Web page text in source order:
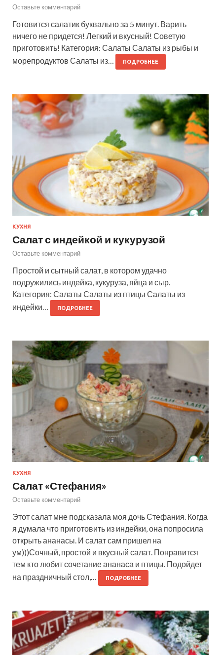
Оставьте комментарий
Готовится салатик буквально за 5 минут. Варить
ничего не придется! Легкий и вкусный! Советую
приготовить! Категория: Салаты Салаты из рыбы и
морепродуктов Салаты из…
ПОДРОБНЕЕ
КУХНЯ
Салат с индейкой и кукурузой
Оставьте комментарий
Простой и сытный салат, в котором удачно
подружились индейка, кукуруза, яйца и сыр.
Категория: Салаты Салаты из птицы Салаты из
индейки…
ПОДРОБНЕЕ
КУХНЯ
Салат «Стефания»
Оставьте комментарий
Этот салат мне подсказала моя дочь Стефания. Когда
я думала что приготовить из индейки, она попросила
открыть ананасы. И салат сам пришел на
ум)))Сочный, простой и вкусный салат. Понравится
тем кто любит сочетание ананаса и птицы. Подойдет
на праздничный стол,…
ПОДРОБНЕЕ